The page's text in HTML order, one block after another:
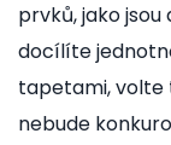
prvků, jako
docílíte
tapetami, volte
nebude